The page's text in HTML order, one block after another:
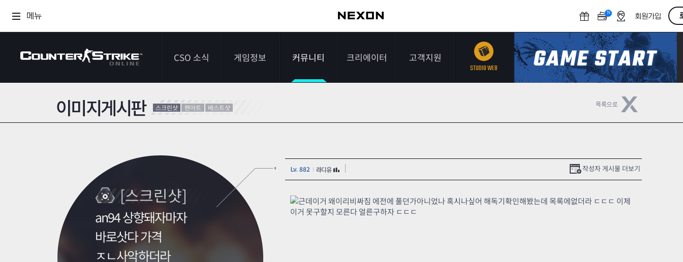
메뉴 N
F
회원가입
CSO 소식
공지사항
게임정보
레벨
NEXON NOW
추가 정보
카스온라인TV
커뮤니티
아이디어게시판
스튜디오 홍보
크리에이터 고객지원
불법 프로그램 신고
STUDIO WEB
이미지게시판 스크린샷 팬아트 베스트샷
[스크린샷]
an94 상향돼자마자
바로삿다 가격
ㅈㄴ사악하더라
Lv. 882 라디유 작성자 게시물 더보기
근데이거 왜이리비싸짐 에전에 풀던가아니었나 혹시나싶어 해독기확인해봤는데 목록에없더라 ㄷㄷㄷ 이제
이거 못구할지 모른다 얼른구하자 ㄷㄷㄷ